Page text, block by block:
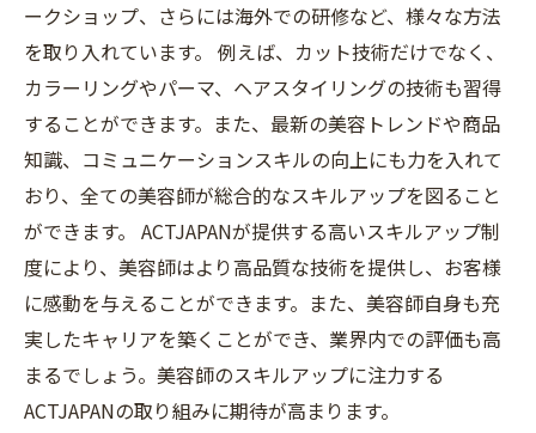
ークショップ、さらには海外での研修など、様々な方法
を取り入れています。 例えば、カット技術だけでなく、
カラーリングやパーマ、ヘアスタイリングの技術も習得
することができます。また、最新の美容トレンドや商品
知識、コミュニケーションスキルの向上にも力を入れて
おり、全ての美容師が総合的なスキルアップを図ること
ができます。 ACTJAPANが提供する高いスキルアップ制
度により、美容師はより高品質な技術を提供し、お客様
に感動を与えることができます。また、美容師自身も充
実したキャリアを築くことができ、業界内での評価も高
まるでしょう。美容師のスキルアップに注力する
ACTJAPANの取り組みに期待が高まります。